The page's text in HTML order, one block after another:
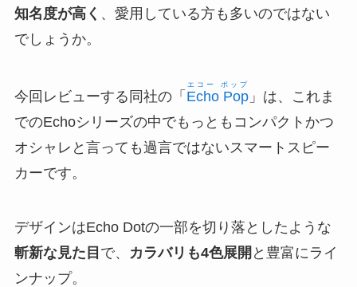
知名度が高く 、愛用している方も多いのではない
でしょうか。
今回レビューする同社の「 Echo Pop
エコー ポップ
」は、これま
でのEchoシリーズの中でもっともコンパクトかつ
オシャレと言っても過言ではないスマートスピー
カーです。
デザインはEcho Dotの一部を切り落としたような
斬新な見た目 で、 カラバリも4色展開 と豊富にライ
ンナップ。